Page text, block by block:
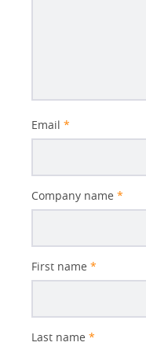
Email *
Company name *
First name *
Last name *